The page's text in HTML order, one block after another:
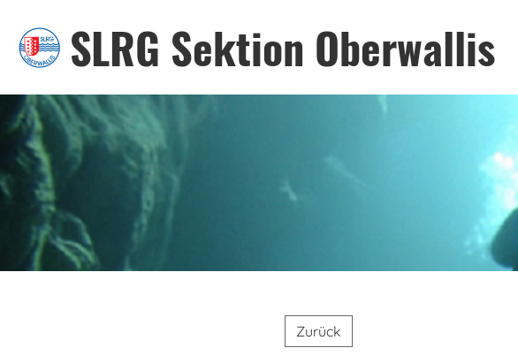
SLRG Sektion Oberwallis
Zurück